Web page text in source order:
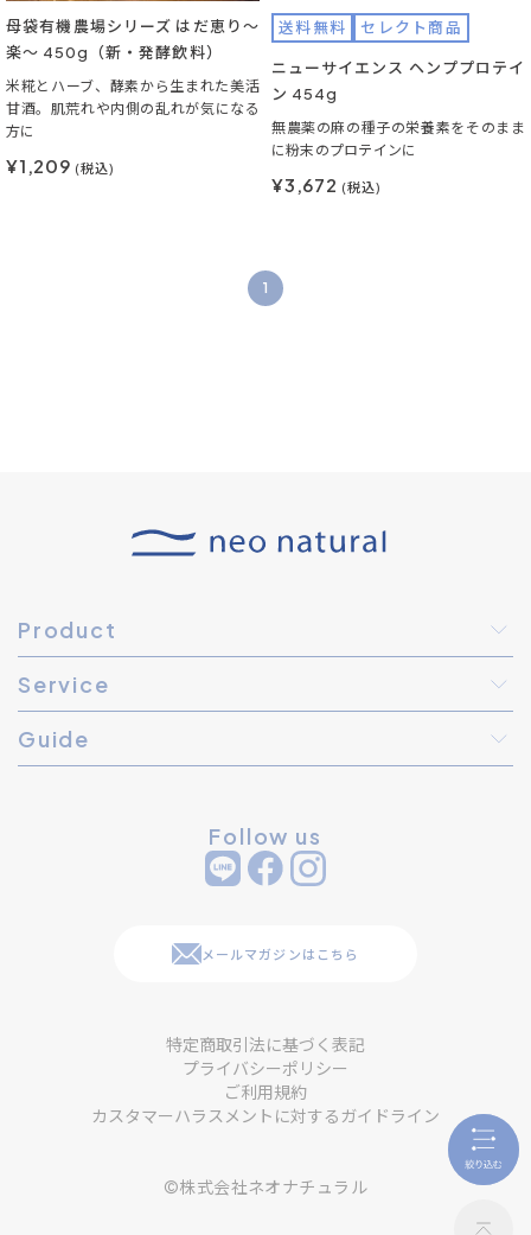
母袋有機農場シリーズ はだ恵り～
楽～ 450g（新・発酵飲料）
米糀とハーブ、酵素から生まれた美活
甘酒。肌荒れや内側の乱れが気になる
方に
¥1,209 (税込)
送料無料 セレクト商品
ニューサイエンス ヘンププロテイ
ン 454g
無農薬の麻の種子の栄養素をそのまま
に粉末のプロテインに
¥3,672 (税込)
1
Product
Service
Guide
Follow us
メールマガジンはこちら
特定商取引法に基づく表記
プライバシーポリシー
ご利用規約
カスタマーハラスメントに対するガイドライン
©株式会社ネオナチュラル